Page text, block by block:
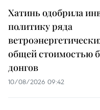
Хатинь одобрила
политику ряда
общей стоимостью
донгов
10/08/2026 09:42